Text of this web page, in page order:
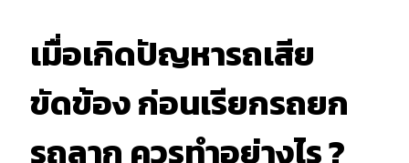
เมื่อเกิดปัญหารถเสีย
ขัดข้อง ก่อนเรียกรถยก
รถลาก ควรทำอย่างไร ?